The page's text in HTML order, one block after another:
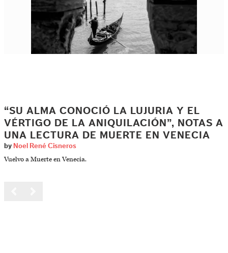
“SU ALMA CONOCIÓ LA LUJURIA Y EL
VÉRTIGO DE LA ANIQUILACIÓN”, NOTAS A
UNA LECTURA DE MUERTE EN VENECIA
by Noel René Cisneros
Vuelvo a Muerte en Venecia.